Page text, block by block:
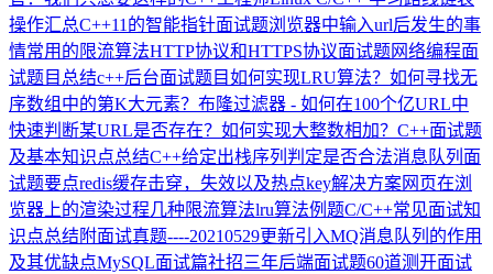
操作汇总C++11的智能指针面试题浏览器中输入url后发生的事
情常用的限流算法HTTP协议和HTTPS协议面试题 网络编程面
试题目总结c++后台面试题目如何实现LRU算法？ 如何寻找无
序数组中的第K大元素？ 布隆过滤器 - 如何在100个亿URL中
快速判断某URL是否存在？ 如何实现大整数相加？ C++面试题
及基本知识点总结C++给定出栈序列判定是否合法消息队列面
试题要点redis缓存击穿，失效以及热点key解决方案网页在浏
览器上的渲染过程几种限流算法lru算法例题C/C++常见面试知
识点总结附面试真题----20210529更新引入MQ消息队列的作用
及其优缺点MySQL面试篇社招三年后端面试题60道测开面试